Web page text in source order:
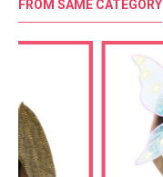
FROM SAME CATEGORY